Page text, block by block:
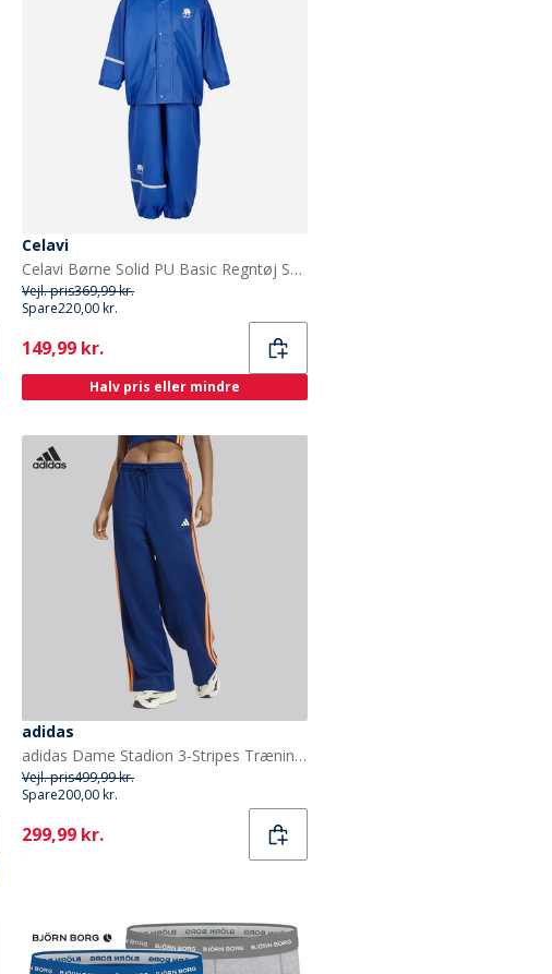
Celavi
Celavi Børne Solid PU Basic Regntøj Sæt Havblå Oceanblue
Vejl. pris369,99 kr.
Spare220,00 kr.
Current
149,99 kr.
Halv pris eller mindre
adidas
adidas Dame Stadion 3-Stripes Træningsbukser Dark Blue/Pure Orange/Off White
Vejl. pris499,99 kr.
Spare200,00 kr.
Current
299,99 kr.